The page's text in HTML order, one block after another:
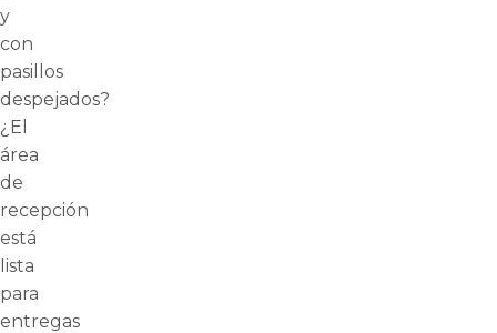
y
con
pasillos
despejados?
¿El
área
de
recepción
está
lista
para
entregas